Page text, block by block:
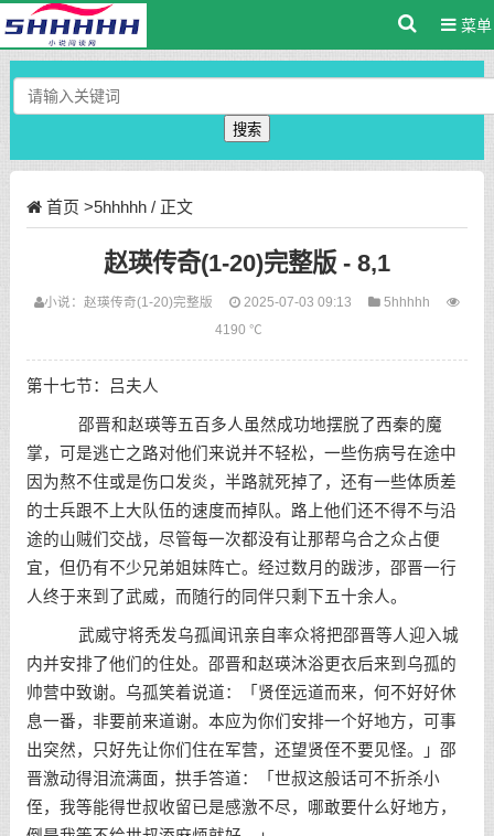
菜单
搜索
首页 >5hhhhh/ 正文
赵瑛传奇(1-20)完整版 - 8,1
小说： 赵瑛传奇(1-20)完整版 2025-07-03 09:13
5hhhhh
4190 ℃
第十七节：吕夫人
邵晋和赵瑛等五百多人虽然成功地摆脱了西秦的魔
掌，可是逃亡之路对他们来说并不轻松，一些伤病号在途中
因为熬不住或是伤口发炎，半路就死掉了，还有一些体质差
的士兵跟不上大队伍的速度而掉队。路上他们还不得不与沿
途的山贼们交战，尽管每一次都没有让那帮乌合之众占便
宜，但仍有不少兄弟姐妹阵亡。经过数月的跋涉，邵晋一行
人终于来到了武威，而随行的同伴只剩下五十余人。
武威守将秃发乌孤闻讯亲自率众将把邵晋等人迎入城
内并安排了他们的住处。邵晋和赵瑛沐浴更衣后来到乌孤的
帅营中致谢。乌孤笑着说道：「贤侄远道而来，何不好好休
息一番，非要前来道谢。本应为你们安排一个好地方，可事
出突然，只好先让你们住在军营，还望贤侄不要见怪。」邵
晋激动得泪流满面，拱手答道：「世叔这般话可不折杀小
侄，我等能得世叔收留已是感激不尽，哪敢要什么好地方，